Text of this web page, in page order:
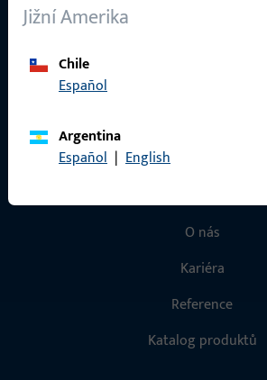
Jižní Amerika
Chile
Español
Argentina
Español | English
Ochrana osobních údajů
Rychlý přístup
O nás
Kariéra
Reference
Katalog produktů